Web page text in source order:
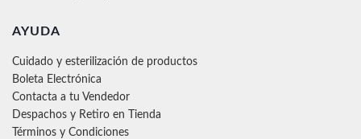
AYUDA
Cuidado y esterilización de productos
Boleta Electrónica
Contacta a tu Vendedor
Despachos y Retiro en Tienda
Términos y Condiciones